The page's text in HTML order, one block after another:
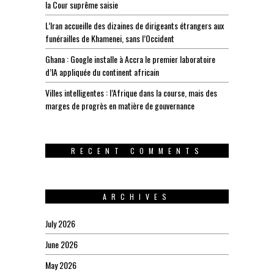
la Cour suprême saisie
L’Iran accueille des dizaines de dirigeants étrangers aux
funérailles de Khamenei, sans l’Occident
Ghana : Google installe à Accra le premier laboratoire
d’IA appliquée du continent africain
Villes intelligentes : l’Afrique dans la course, mais des
marges de progrès en matière de gouvernance
RECENT COMMENTS
ARCHIVES
July 2026
June 2026
May 2026